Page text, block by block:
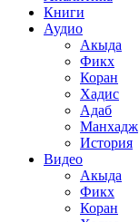
Книги
Аудио
Акыда
Фикх
Коран
Хадис
Адаб
Манхадж
История
Видео
Акыда
Фикх
Коран